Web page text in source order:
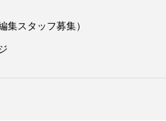
集スタッフ募集）